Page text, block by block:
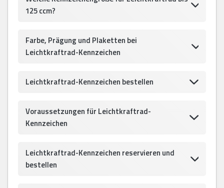
125 ccm?
Farbe, Prägung und Plaketten bei
Leichtkraftrad-Kennzeichen
Leichtkraftrad-Kennzeichen bestellen
Voraussetzungen für Leichtkraftrad-
Kennzeichen
Leichtkraftrad-Kennzeichen reservieren und
bestellen